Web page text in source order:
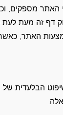
מספקים, וכן
דף זה מעת לעת
באמצעות האתר,
הבלעדית